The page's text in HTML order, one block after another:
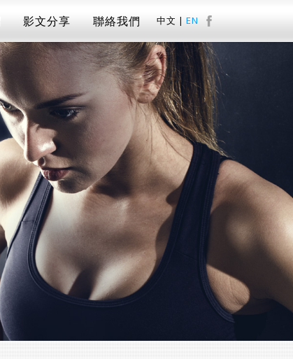
影文分享 聯絡我們 中文 | EN